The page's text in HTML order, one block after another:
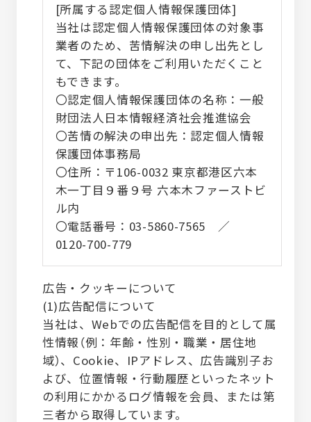
[所属する認定個人情報保護団体]
当社は認定個人情報保護団体の対象事
業者のため、苦情解決の申し出先とし
て、下記の団体をご利用いただくこと
もできます。
〇認定個人情報保護団体の名称：一般
財団法人日本情報経済社会推進協会
〇苦情の解決の申出先：認定個人情報
保護団体事務局
〇住所：〒106-0032 東京都港区六本
木一丁目９番９号 六本木ファーストビ
ル内
〇電話番号：03-5860-7565 ／
0120-700-779
広告・クッキーについて
(1)広告配信について
当社は、Webでの広告配信を目的として属
性情報（例：年齢・性別・職業・居住地
域）、Cookie、IPアドレス、広告識別子お
よび、位置情報・行動履歴といったネット
の利用にかかるログ情報を会員、または第
三者から取得しています。